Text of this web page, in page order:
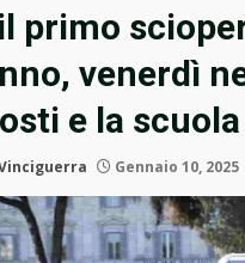
primo
venerdì
e la scuola
Gennaio 10, 2025